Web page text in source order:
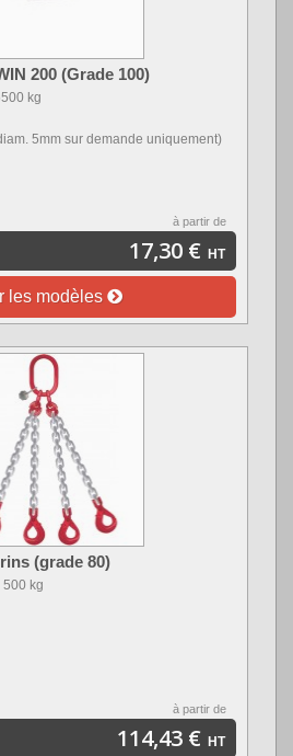
200 (Grade 100)
kg
5mm sur demande uniquement)
à partir de
17,30 € HT
les modèles
(grade 80)
kg
à partir de
114,43 € HT